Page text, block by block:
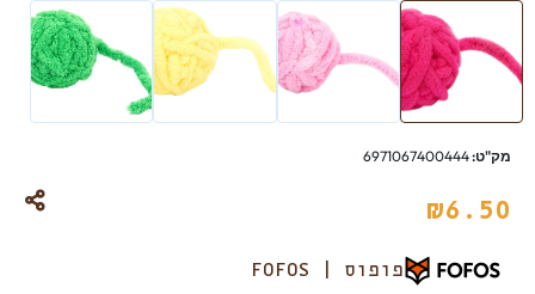
מק"ט:6971067400444
₪6.50
פופוס | FOFOS